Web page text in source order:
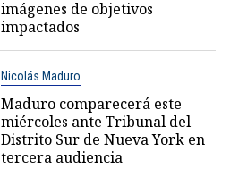
imágenes de objetivos
impactados
Nicolás Maduro
Maduro comparecerá este
miércoles ante Tribunal del
Distrito Sur de Nueva York en
tercera audiencia